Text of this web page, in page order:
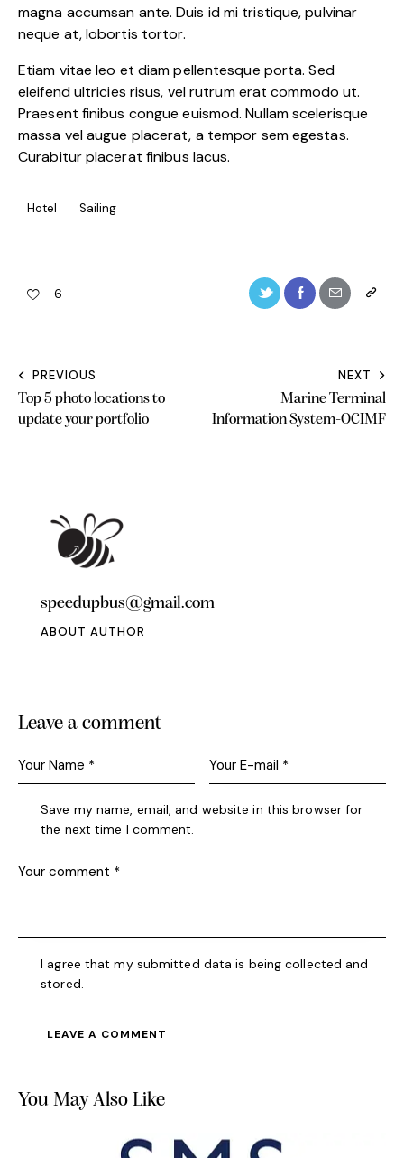
magna accumsan ante. Duis id mi tristique, pulvinar
neque at, lobortis tortor.
Etiam vitae leo et diam pellentesque porta. Sed
eleifend ultricies risus, vel rutrum erat commodo ut.
Praesent finibus congue euismod. Nullam scelerisque
massa vel augue placerat, a tempor sem egestas.
Curabitur placerat finibus lacus.
Hotel Sailing
6
PREVIOUS
Top 5 photo locations to
update your portfolio
NEXT
Marine Terminal
Information System-OCIMF
speedupbus@gmail.com
ABOUT AUTHOR
Leave a comment
Save my name, email, and website in this browser for
the next time I comment.
I agree that my submitted data is being collected and
stored.
You May Also Like